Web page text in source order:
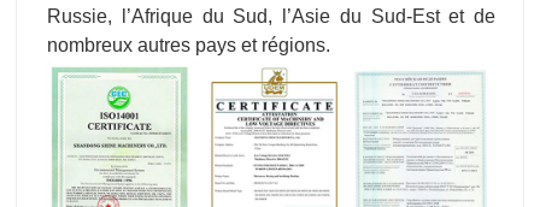
Russie, l’Afrique du Sud, l’Asie du Sud-Est et de
nombreux autres pays et régions.